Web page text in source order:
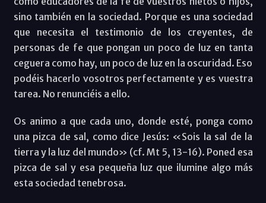
sino también en la sociedad. Porque es una sociedad
que necesita el testimonio de los creyentes, de
personas de fe que pongan un poco de luz en tanta
ceguera como hay, un poco de luz en la oscuridad. Eso
podéis hacerlo vosotros perfectamente y es vuestra
tarea. No renunciéis a ello.
Os animo a que cada uno, donde esté, ponga como
una pizca de sal, como dice Jesús: «Sois la sal de la
tierra y la luz del mundo» (cf. Mt 5, 13-16). Poned esa
pizca de sal y esa pequeña luz que ilumine algo más
esta sociedad tenebrosa.